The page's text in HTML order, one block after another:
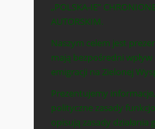
„POLSKA-IE”
AUTORSKIM.
Naszym celem jest
mają bezpośredni
emigracji na Zielonej
Prezentujemy
polityczne zasady
opisują zasady